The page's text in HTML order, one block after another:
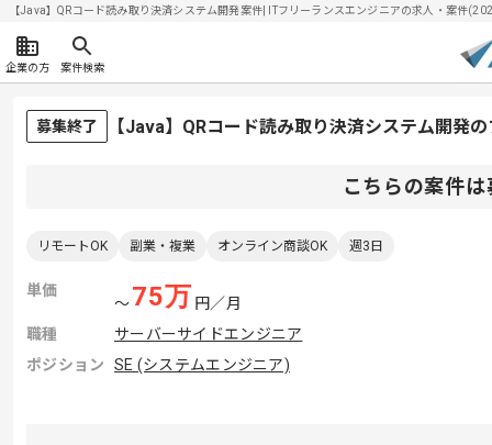
【Java】QRコード読み取り決済システム開発案件| ITフリーランスエンジニアの求人・案件
企業の方 案件検索
募集終了 【Java】QRコード読み取り決済システム開発
こちらの案件
リモートOK 副業・複業 オンライン商談OK 週3日
単価
〜75万 円／月
職種
サーバーサイドエンジニア
ポジション
SE (システムエンジニア)